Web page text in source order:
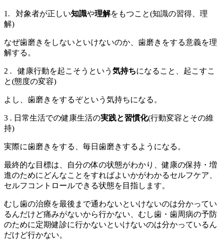
1. 対象者が正しい知識や理解をもつこと(知識の習得、理
解)
なぜ歯磨きをしないといけないのか、歯磨きをする意義を理
解する。
2 . 健康行動を起こそうという 気持ちになること、起こすこ
と(態度の変容)
よし、歯磨きをするぞという気持ちになる。
3 . 日常生活での健康生活の実践と習慣化(行動変容とその維
持)
実際に歯磨きをする、毎日歯磨きするようになる。
最終的な目標は、自分の体の状態がわかり、健康の保持・増
進のためにどんなことをすればよいかがわかるセルフケア、
セルフコントロールできる状態を目指します。
むし歯の治療を最後まで通わないといけないのは分かってい
るんだけど痛みがないから行かない、むし歯・歯周病の予防
のために定期健診に行かないといけないのは分かっているん
だけど行かない。